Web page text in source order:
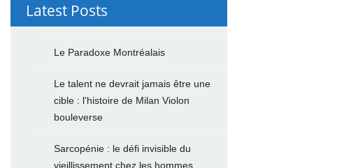
Latest Posts
Le Paradoxe Montréalais
Le talent ne devrait jamais être une
cible : l'histoire de Milan Violon
bouleverse
Sarcopénie : le défi invisible du
vieillissement chez les hommes